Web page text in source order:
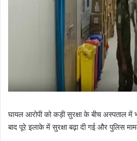
घायल आरोपी को कड़ी सुरक्षा के बीच अस्पताल में
बाद पूरे इलाके में सुरक्षा बढ़ा दी गई और पुलिस